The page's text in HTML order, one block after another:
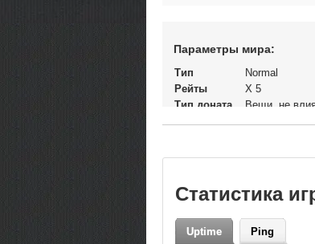
Параметры мира:
Тип
Normal
Рейты
X 5
Тип доната
Вещи, не
Теги му онлайн
Статистика
Uptime Ping